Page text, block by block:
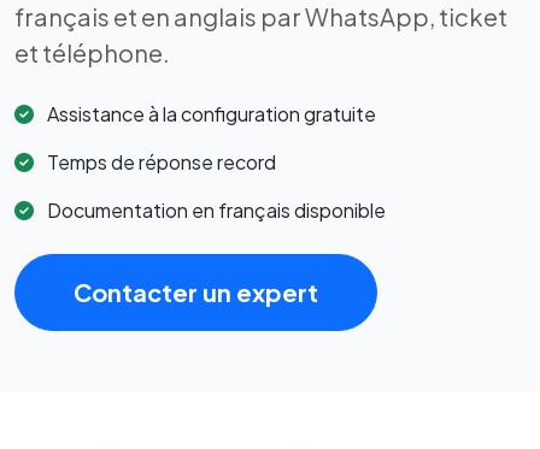
français et en anglais par WhatsApp, ticket
et téléphone.
Assistance à la configuration gratuite
Temps de réponse record
Documentation en français disponible
Contacter un expert